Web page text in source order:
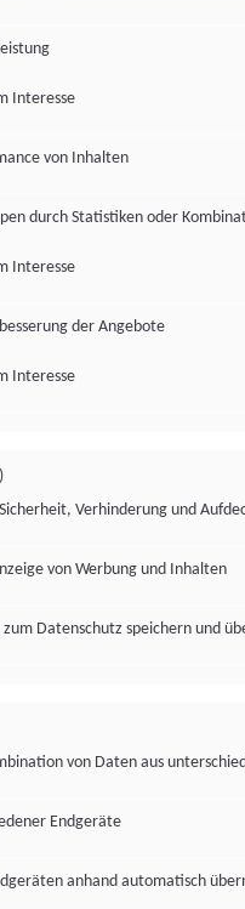
Interesse
von Inhalten
durch Statistiken oder
Interesse
der Angebote
Interesse
Verhinderung und
von Werbung und Inhalten
zum Datenschutz speichern und
von Daten aus
Endgeräte
anhand automatisch